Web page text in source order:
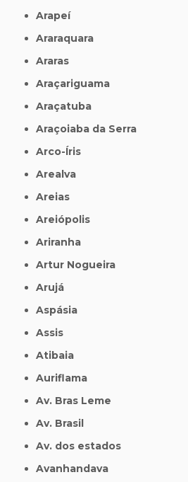
Arapeí
Araraquara
Araras
Araçariguama
Araçatuba
Araçoiaba da Serra
Arco-Íris
Arealva
Areias
Areiópolis
Ariranha
Artur Nogueira
Arujá
Aspásia
Assis
Atibaia
Auriflama
Av. Bras Leme
Av. Brasil
Av. dos estados
Avanhandava